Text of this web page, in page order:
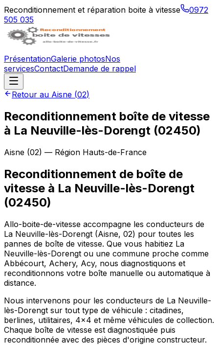
Reconditionnement et réparation boite à vitesse
0972
505 035
PrésentationGalerie photosNos
servicesContactDemande de rappel
Retour au Aisne (02)
Reconditionnement boîte de vitesse
à La Neuville-lès-Dorengt (02450)
Aisne (02) — Région Hauts-de-France
Reconditionnement de boîte de
vitesse à La Neuville-lès-Dorengt
(02450)
Allo-boite-de-vitesse accompagne les conducteurs de
La Neuville-lès-Dorengt (Aisne, 02) pour toutes les
pannes de boîte de vitesse. Que vous habitiez La
Neuville-lès-Dorengt ou une commune proche comme
Abbécourt, Achery, Acy, nous diagnostiquons et
reconditionnons votre boîte manuelle ou automatique à
distance.
Nous intervenons pour les conducteurs de La Neuville-
lès-Dorengt sur tout type de véhicule : citadines,
berlines, utilitaires, 4x4 et même véhicules de collection.
Chaque boîte de vitesse est diagnostiquée puis
reconditionnée avec des pièces d'origine constructeur.